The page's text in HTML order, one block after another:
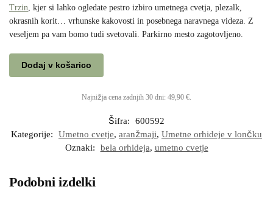
Trzin, kjer si lahko ogledate pestro izbiro umetnega cvetja, plezalk,
okrasnih korit… vrhunske kakovosti in posebnega naravnega videza. Z
veseljem pa vam bomo tudi svetovali. Parkirno mesto zagotovljeno.
Dodaj v košarico
Najnižja cena zadnjih 30 dni: 49,90 €
Šifra:
600592
Kategorije:
Umetno cvetje, aranžmaji, Umetne orhideje v lončku
Oznaki:
bela orhideja, umetno cvetje
Podobni izdelki